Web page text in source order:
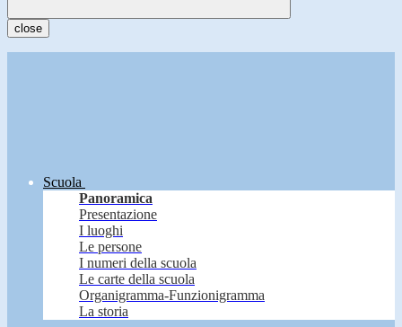
close
Scuola
Panoramica
Presentazione
I luoghi
Le persone
I numeri della scuola
Le carte della scuola
Organigramma-Funzionigramma
La storia